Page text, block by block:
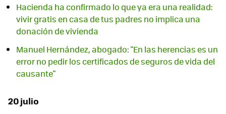
Hacienda ha confirmado lo que ya era una realidad:
vivir gratis en casa de tus padres no implica una
donación de vivienda
Manuel Hernández, abogado: "En las herencias es un
error no pedir los certificados de seguros de vida del
causante"
20 julio